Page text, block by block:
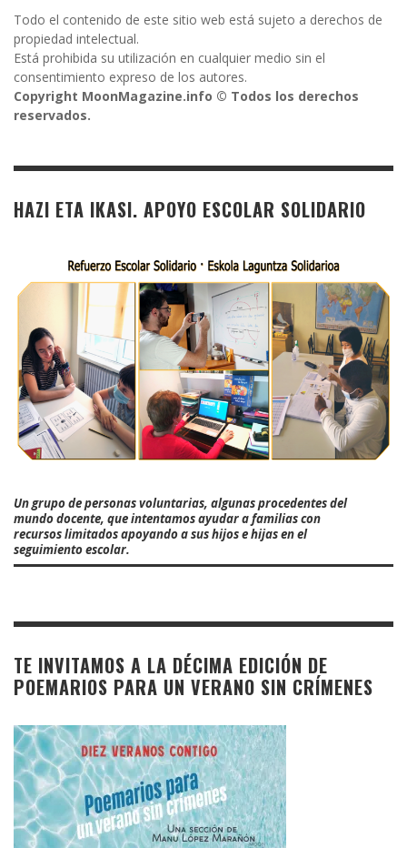
Todo el contenido de este sitio web está sujeto a derechos de
propiedad intelectual.
Está prohibida su utilización en cualquier medio sin el
consentimiento expreso de los autores.
Copyright MoonMagazine.info © Todos los derechos
reservados.
HAZI ETA IKASI. APOYO ESCOLAR SOLIDARIO
Un grupo de personas voluntarias, algunas procedentes del
mundo docente, que intentamos ayudar a familias con
recursos limitados apoyando a sus hijos e hijas en el
seguimiento escolar.
TE INVITAMOS A LA DÉCIMA EDICIÓN DE
POEMARIOS PARA UN VERANO SIN CRÍMENES